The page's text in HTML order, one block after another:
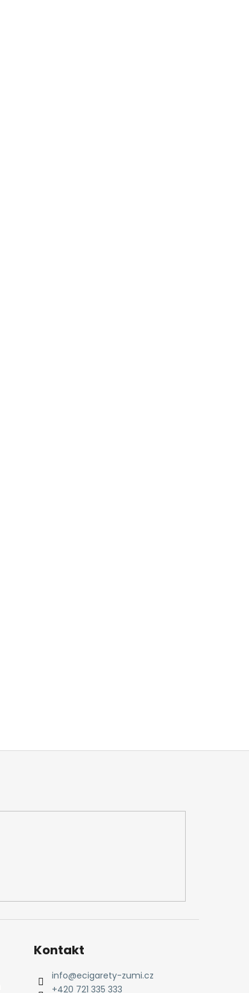
Kontakt
info@ecigarety-zumi.cz
+420 721 335 333